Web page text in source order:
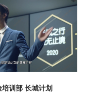
训部 长城计划